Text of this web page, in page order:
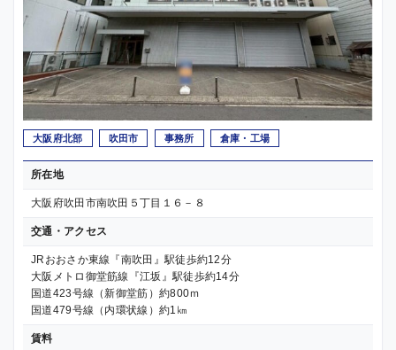
大阪府北部 吹田市 事務所 倉庫・工場
所在地
大阪府吹田市南吹田５丁目１６－８
交通・アクセス
JRおおさか東線『南吹田』駅徒歩約12分
大阪メトロ御堂筋線『江坂』駅徒歩約14分
国道423号線（新御堂筋）約800ｍ
国道479号線（内環状線）約1㎞
賃料